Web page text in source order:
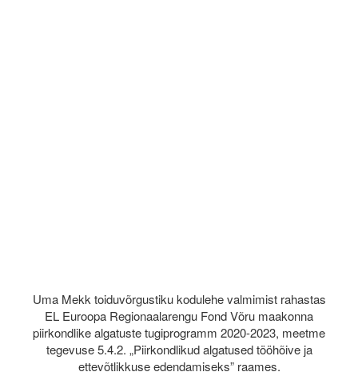
Uma Mekk toiduvõrgustiku kodulehe valmimist rahastas
EL Euroopa Regionaalarengu Fond Võru maakonna
piirkondlike algatuste tugiprogramm 2020-2023, meetme
tegevuse 5.4.2. „Piirkondlikud algatused tööhõive ja
ettevõtlikkuse edendamiseks” raames.